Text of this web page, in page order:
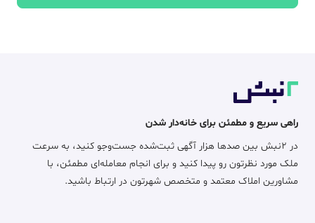
راهی سریع و مطمئن برای خانه‌دار شدن
در ۲نبش بین صدها هزار آگهی ثبت‌شده جست‌وجو کنید، به سرعت
ملک مورد نظرتون رو پیدا کنید و برای انجام معامله‌ای مطمئن، با
مشاورین املاک معتمد و متخصص شهرتون در ارتباط باشید.